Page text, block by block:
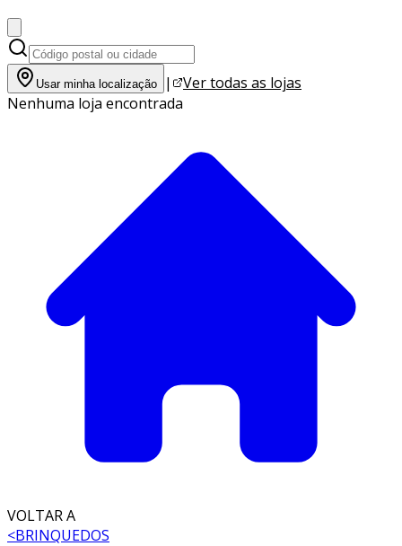
Usar minha localização |
Ver todas as lojas
Nenhuma loja encontrada
VOLTAR A
<BRINQUEDOS